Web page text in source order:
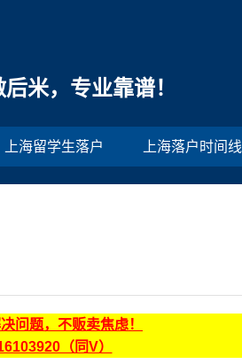
米，专业靠谱！
上海留学生落户 上海落户时间线
问题，不贩卖焦虑！
（同V）